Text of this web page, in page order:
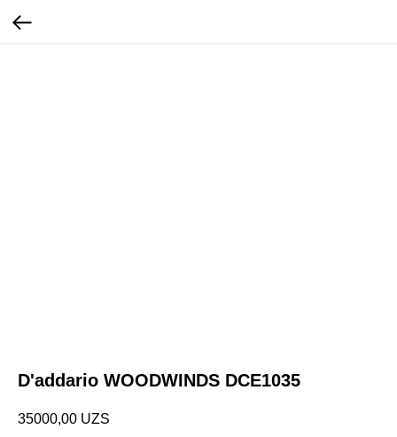
D'addario WOODWINDS DCE1035
35000,00 UZS